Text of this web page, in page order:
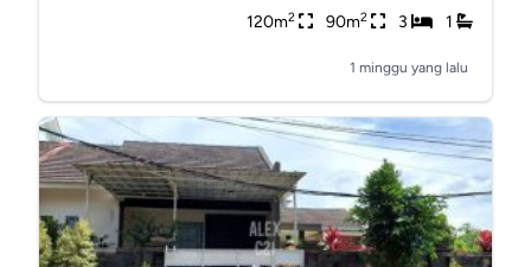
120m2 90m2 3 1
1 minggu yang lalu